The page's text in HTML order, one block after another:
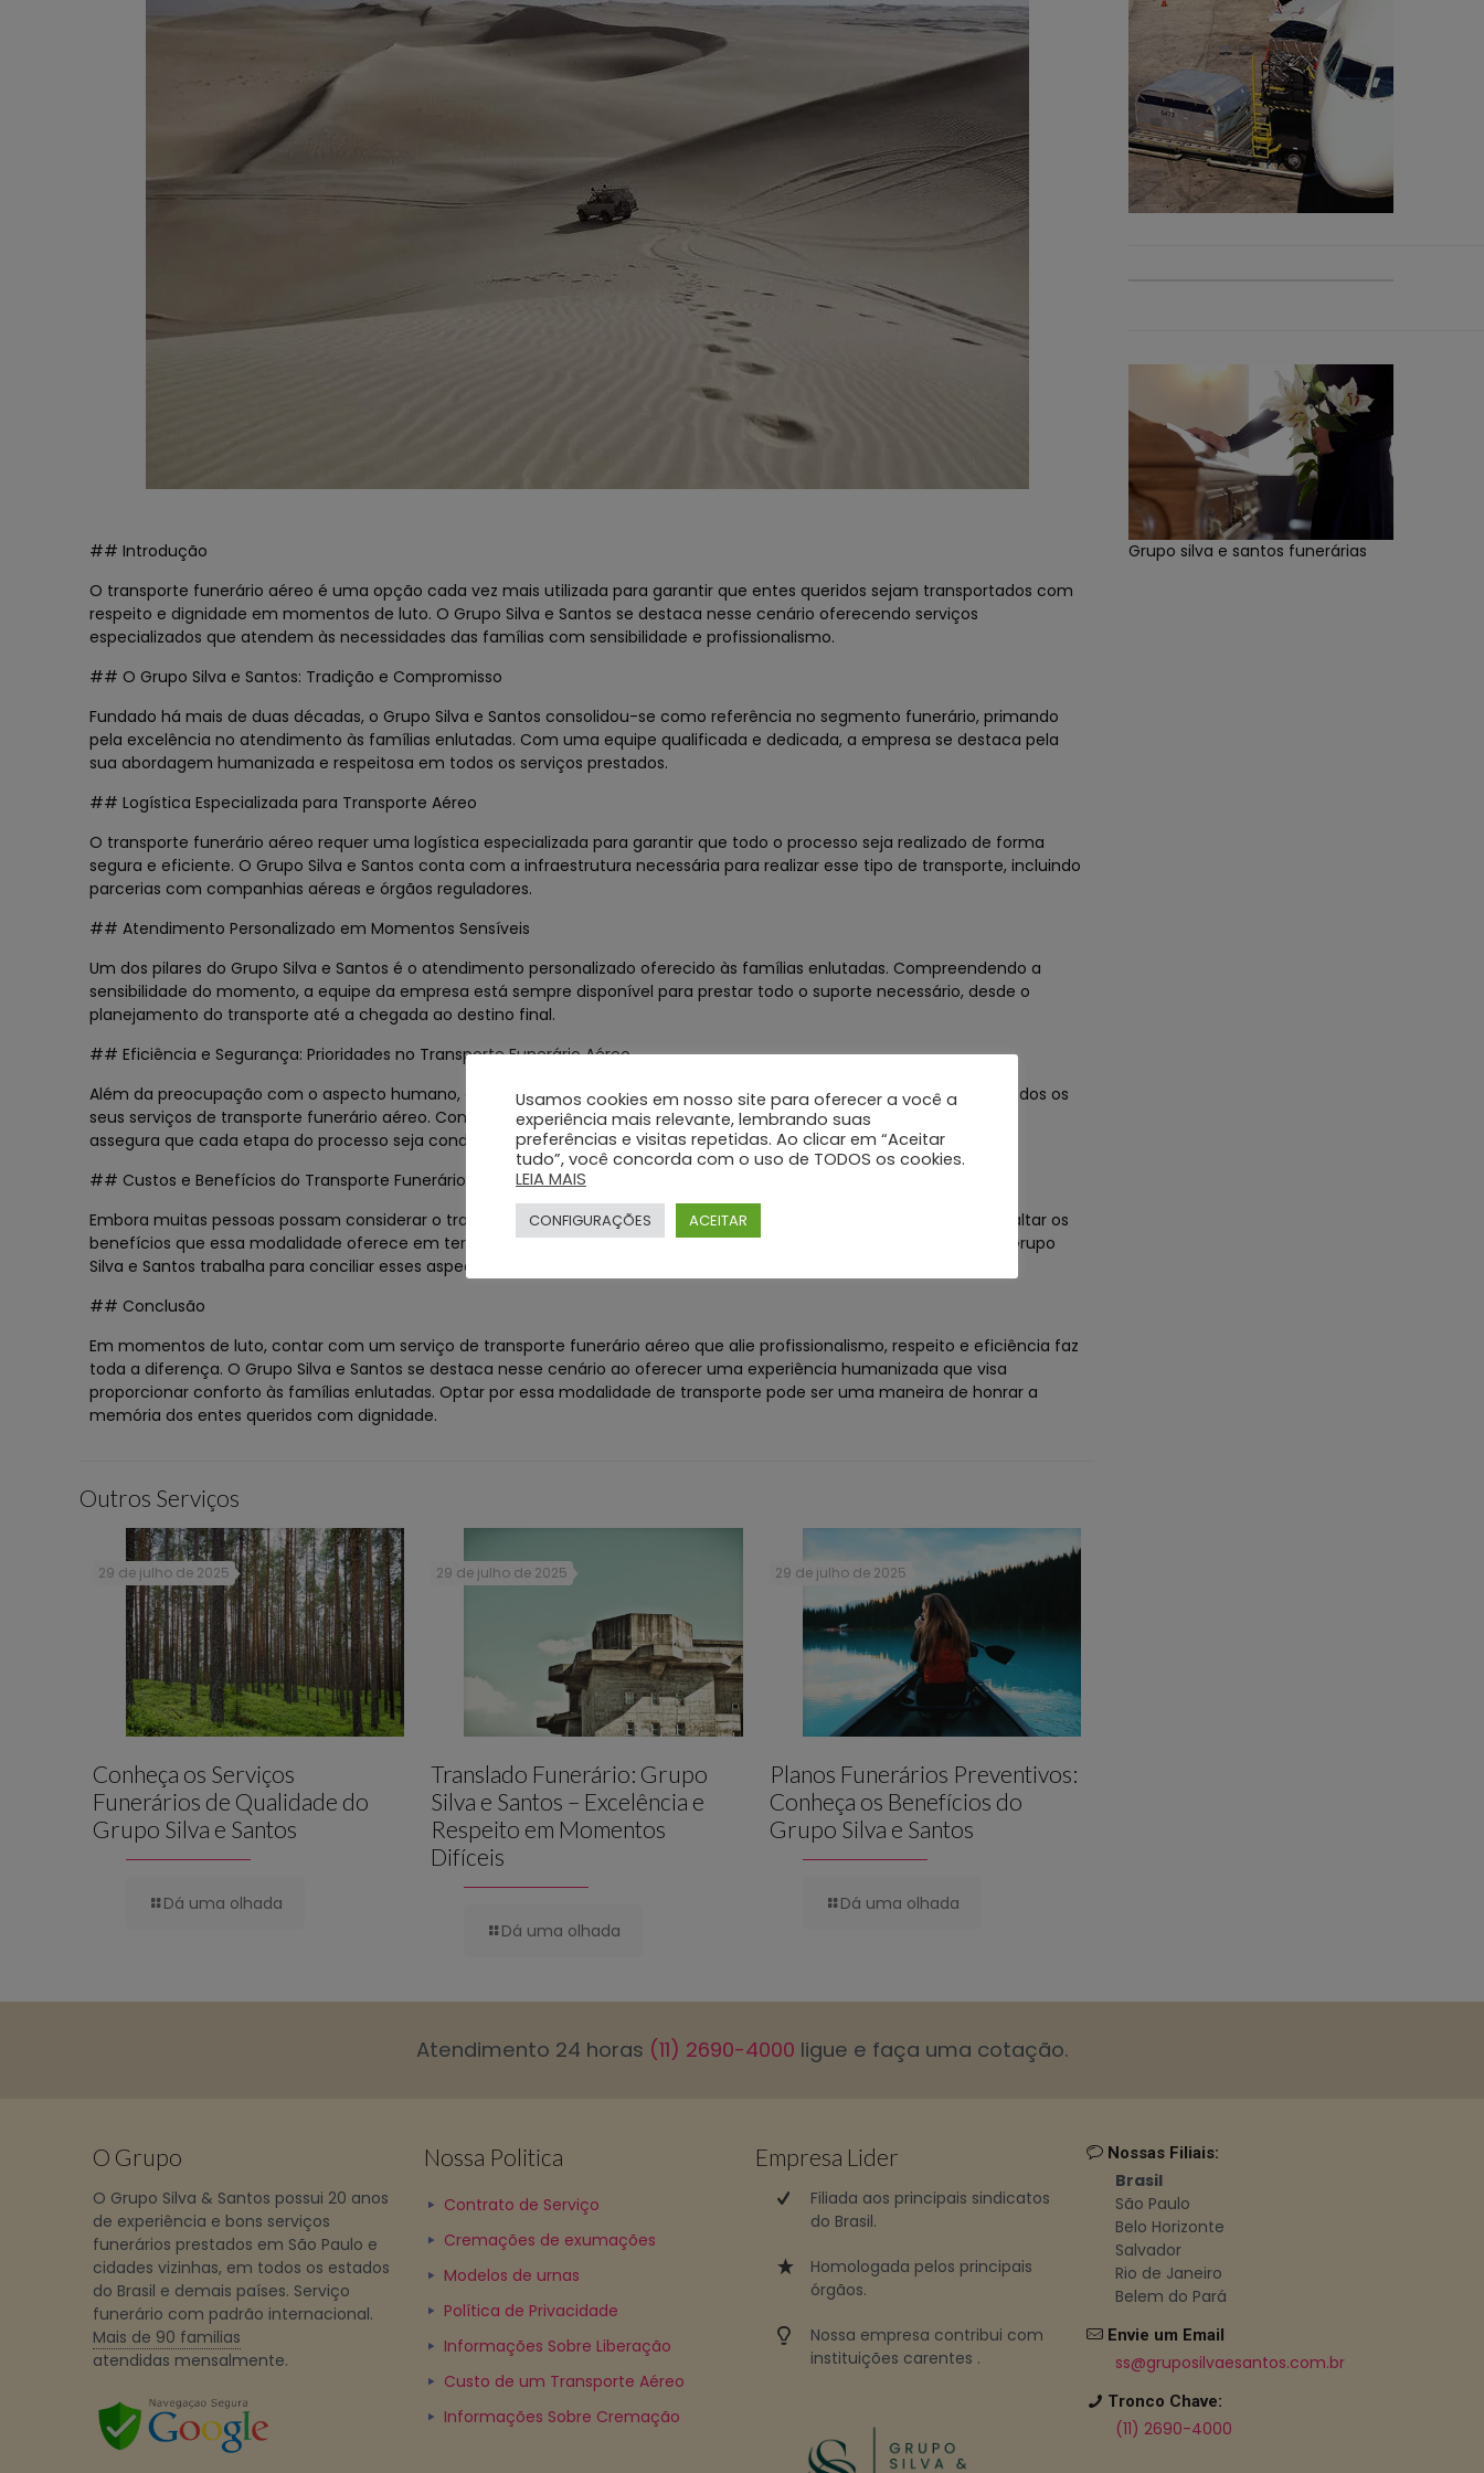
## Introdução
O transporte funerário aéreo é uma opção cada vez mais utilizada para garantir que entes queridos sejam transportados com
respeito e dignidade em momentos de luto. O Grupo Silva e Santos se destaca nesse cenário oferecendo serviços
especializados que atendem às necessidades das famílias com sensibilidade e profissionalismo.
## O Grupo Silva e Santos: Tradição e Compromisso
Fundado há mais de duas décadas, o Grupo Silva e Santos consolidou-se como referência no segmento funerário, primando
pela excelência no atendimento às famílias enlutadas. Com uma equipe qualificada e dedicada, a empresa se destaca pela
sua abordagem humanizada e respeitosa em todos os serviços prestados.
## Logística Especializada para Transporte Aéreo
O transporte funerário aéreo requer uma logística especializada para garantir que todo o processo seja realizado de forma
segura e eficiente. O Grupo Silva e Santos conta com a infraestrutura necessária para realizar esse tipo de transporte, incluindo
parcerias com companhias aéreas e órgãos reguladores.
## Atendimento Personalizado em Momentos Sensíveis
Um dos pilares do Grupo Silva e Santos é o atendimento personalizado oferecido às famílias enlutadas. Compreendendo a
sensibilidade do momento, a equipe da empresa está sempre disponível para prestar todo o suporte necessário, desde o
planejamento do transporte até a chegada ao destino final.
## Eficiência e Segurança: Prioridades no Transporte Funerário Aéreo
Além da preocupação com o aspecto humano, o Grupo Silva e Santos também prioriza a eficiência e segurança em todos os
seus serviços de transporte funerário aéreo. Com procedimentos rigorosos e equipe altamente qualificada, a empresa
assegura que cada etapa do processo seja conduzida com excelência.
## Custos e Benefícios do Transporte Funerário Aéreo
Embora muitas pessoas possam considerar o transporte funerário aéreo como uma opção onerosa, é importante ressaltar os
benefícios que essa modalidade oferece em termos de agilidade, conforto e respeito aos entes queridos falecidos. O Grupo
Silva e Santos trabalha para conciliar esses aspectos, garantindo um serviço de qualidade a um preço justo.
## Conclusão
Em momentos de luto, contar com um serviço de transporte funerário aéreo que alie profissionalismo, respeito e eficiência faz
toda a diferença. O Grupo Silva e Santos se destaca nesse cenário ao oferecer uma experiência humanizada que visa
proporcionar conforto às famílias enlutadas. Optar por essa modalidade de transporte pode ser uma maneira de honrar a
memória dos entes queridos com dignidade.
Outros Serviços
29 de julho de 2025
Conheça os Serviços
Funerários de Qualidade do
Grupo Silva e Santos
Dá uma olhada
29 de julho de 2025
Translado Funerário: Grupo
Silva e Santos – Excelência e
Respeito em Momentos
Difíceis
Dá uma olhada
29 de julho de 2025
Planos Funerários Preventivos:
Conheça os Benefícios do
Grupo Silva e Santos
Dá uma olhada
Grupo silva e santos funerárias
Atendimento 24 horas (11) 2690-4000 ligue e faça uma cotação.
O Grupo
O Grupo Silva & Santos possui 20 anos
de experiência e bons serviços
funerários prestados em São Paulo e
cidades vizinhas, em todos os estados
do Brasil e demais países. Serviço
funerário com padrão internacional.
Mais de 90 familias
atendidas mensalmente.
Nossa Politica
Contrato de Serviço
Cremações de exumações
Modelos de urnas
Política de Privacidade
Informações Sobre Liberação
Custo de um Transporte Aéreo
Informações Sobre Cremação
Empresa Lider
Filiada aos principais sindicatos
do Brasil.
Homologada pelos principais
órgãos.
Nossa empresa contribui com
instituições carentes .
Nossas Filiais:
Brasil
São Paulo
Belo Horizonte
Salvador
Rio de Janeiro
Belem do Pará
Envie um Email
ss@gruposilvaesantos.com.br
Tronco Chave:
(11) 2690-4000
Usamos cookies em nosso site para oferecer a você a
experiência mais relevante, lembrando suas
preferências e visitas repetidas. Ao clicar em “Aceitar
tudo”, você concorda com o uso de TODOS os cookies.
LEIA MAIS
CONFIGURAÇÕES ACEITAR